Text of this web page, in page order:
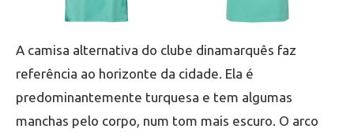
A camisa alternativa do clube dinamarquês faz
referência ao horizonte da cidade. Ela é
predominantemente turquesa e tem algumas
manchas pelo corpo, num tom mais escuro. O arco